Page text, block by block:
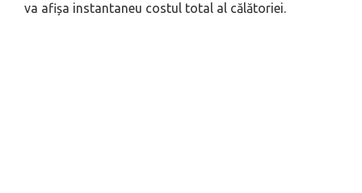
va afișa instantaneu costul total al călătoriei.